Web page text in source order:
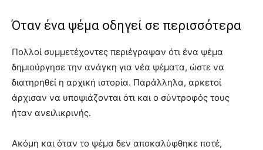
Όταν ένα ψέμα οδηγεί σε περισσότερα
Πολλοί συμμετέχοντες περιέγραψαν ότι ένα ψέμα
δημιούργησε την ανάγκη για νέα ψέματα, ώστε να
διατηρηθεί η αρχική ιστορία. Παράλληλα, αρκετοί
άρχισαν να υποψιάζονται ότι και ο σύντροφός τους
ήταν ανειλικρινής.
Ακόμη και όταν το ψέμα δεν αποκαλύφθηκε ποτέ,